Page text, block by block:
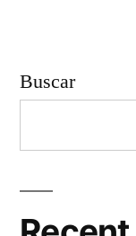
Buscar